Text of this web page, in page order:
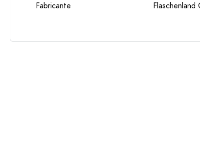
Fabricante